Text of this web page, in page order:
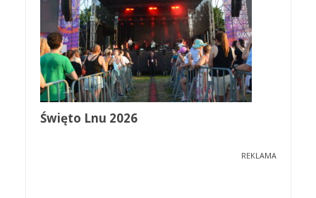
Święto Lnu 2026
REKLAMA